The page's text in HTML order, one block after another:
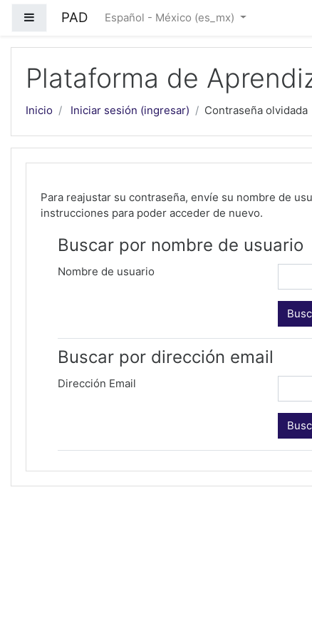
Pánel lateral
PAD Español - México ‎(es_mx)‎
Plataforma de
Inicio Iniciar sesión (ingresar) Contraseña olvidada
Para reajustar su contraseña, envíe su nombre de
instrucciones para poder acceder de nuevo.
Buscar por nombre de usuario
Nombre de usuario
Buscar por dirección email
Dirección Email